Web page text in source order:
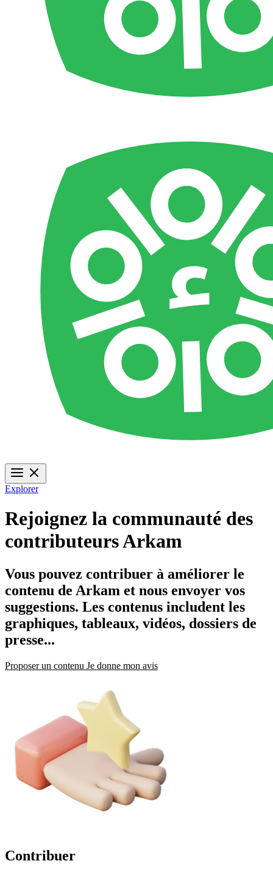
Explorer
Rejoignez la communauté des
contributeurs Arkam
Vous pouvez contribuer à améliorer le
contenu de Arkam et nous envoyer vos
suggestions. Les contenus includent les
graphiques, tableaux, vidéos, dossiers de
presse...
Proposer un contenu Je donne mon avis
Contribuer